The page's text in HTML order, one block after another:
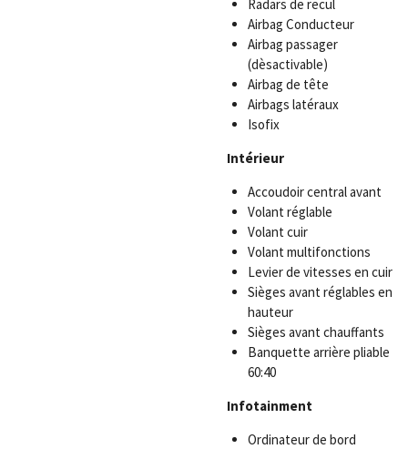
Radars de recul
Airbag Conducteur
Airbag passager
(dèsactivable)
Airbag de tête
Airbags latéraux
Isofix
Intérieur
Accoudoir central avant
Volant réglable
Volant cuir
Volant multifonctions
Levier de vitesses en cuir
Sièges avant réglables en
hauteur
Sièges avant chauffants
Banquette arrière pliable
60:40
Infotainment
Ordinateur de bord